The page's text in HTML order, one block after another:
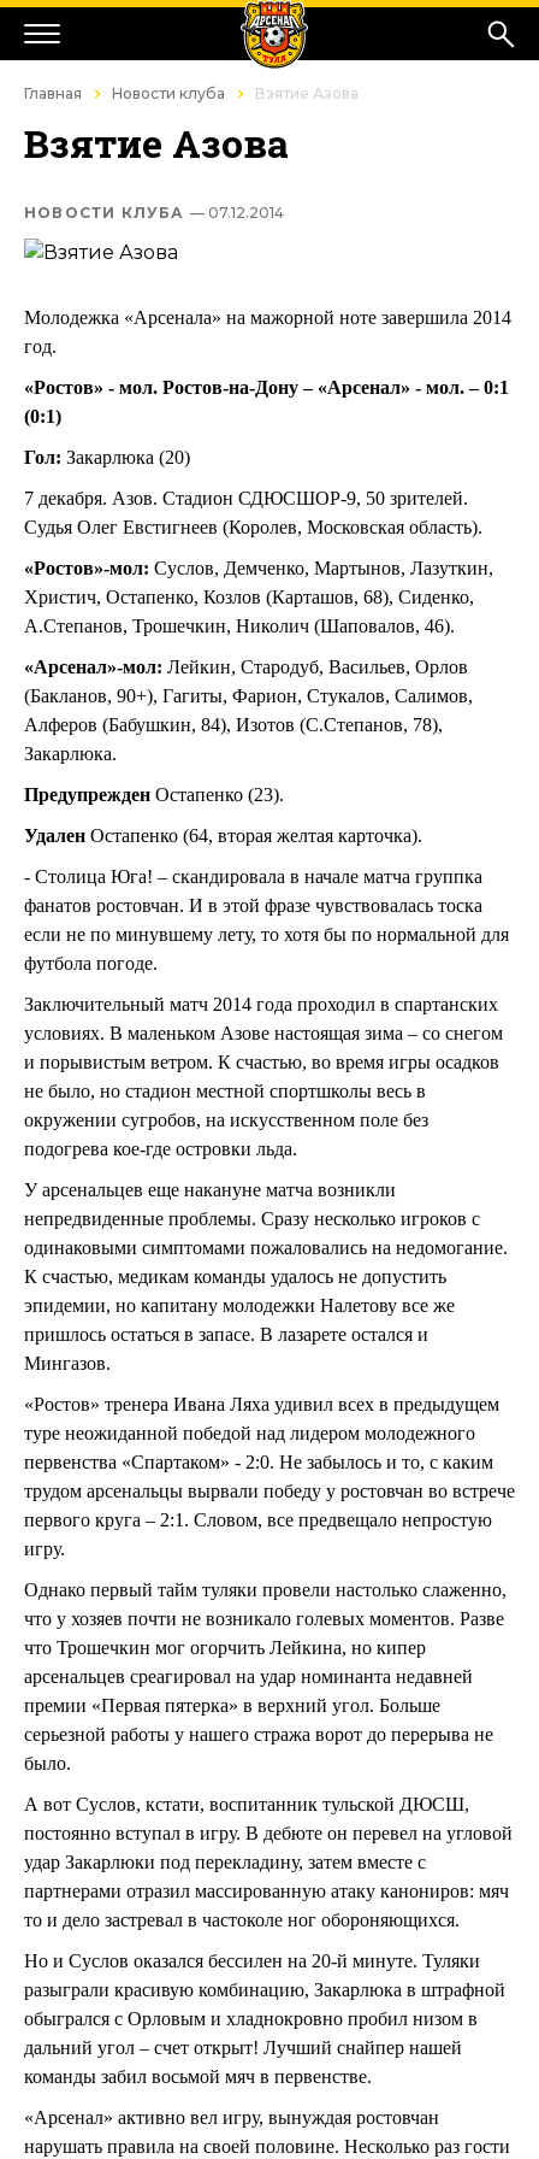
Главная Новости клуба Взятие Азова
Взятие Азова
НОВОСТИ КЛУБА — 07.12.2014
Молодежка «Арсенала» на мажорной ноте завершила 2014
год.
«Ростов» - мол. Ростов-на-Дону – «Арсенал» - мол. – 0:1
(0:1)
Гол: Закарлюка (20)
7 декабря. Азов. Стадион СДЮСШОР-9, 50 зрителей.
Судья Олег Евстигнеев (Королев, Московская область).
«Ростов»-мол: Суслов, Демченко, Мартынов, Лазуткин,
Христич, Остапенко, Козлов (Карташов, 68), Сиденко,
А.Степанов, Трошечкин, Николич (Шаповалов, 46).
«Арсенал»-мол: Лейкин, Стародуб, Васильев, Орлов
(Бакланов, 90+), Гагиты, Фарион, Стукалов, Салимов,
Алферов (Бабушкин, 84), Изотов (С.Степанов, 78),
Закарлюка.
Предупрежден Остапенко (23).
Удален Остапенко (64, вторая желтая карточка).
- Столица Юга! – скандировала в начале матча группка
фанатов ростовчан. И в этой фразе чувствовалась тоска
если не по минувшему лету, то хотя бы по нормальной для
футбола погоде.
Заключительный матч 2014 года проходил в спартанских
условиях. В маленьком Азове настоящая зима – со снегом
и порывистым ветром. К счастью, во время игры осадков
не было, но стадион местной спортшколы весь в
окружении сугробов, на искусственном поле без
подогрева кое-где островки льда.
У арсенальцев еще накануне матча возникли
непредвиденные проблемы. Сразу несколько игроков с
одинаковыми симптомами пожаловались на недомогание.
К счастью, медикам команды удалось не допустить
эпидемии, но капитану молодежки Налетову все же
пришлось остаться в запасе. В лазарете остался и
Мингазов.
«Ростов» тренера Ивана Ляха удивил всех в предыдущем
туре неожиданной победой над лидером молодежного
первенства «Спартаком» - 2:0. Не забылось и то, с каким
трудом арсенальцы вырвали победу у ростовчан во встрече
первого круга – 2:1. Словом, все предвещало непростую
игру.
Однако первый тайм туляки провели настолько слаженно,
что у хозяев почти не возникало голевых моментов. Разве
что Трошечкин мог огорчить Лейкина, но кипер
арсенальцев среагировал на удар номинанта недавней
премии «Первая пятерка» в верхний угол. Больше
серьезной работы у нашего стража ворот до перерыва не
было.
А вот Суслов, кстати, воспитанник тульской ДЮСШ,
постоянно вступал в игру. В дебюте он перевел на угловой
удар Закарлюки под перекладину, затем вместе с
партнерами отразил массированную атаку канониров: мяч
то и дело застревал в частоколе ног обороняющихся.
Но и Суслов оказался бессилен на 20-й минуте. Туляки
разыграли красивую комбинацию, Закарлюка в штрафной
обыгрался с Орловым и хладнокровно пробил низом в
дальний угол – счет открыт! Лучший снайпер нашей
команды забил восьмой мяч в первенстве.
«Арсенал» активно вел игру, вынуждая ростовчан
нарушать правила на своей половине. Несколько раз гости